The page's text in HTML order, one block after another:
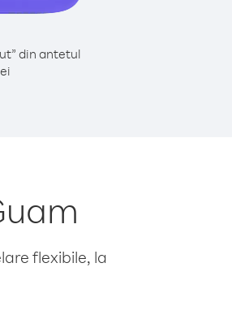
din antetul
flexibile, la